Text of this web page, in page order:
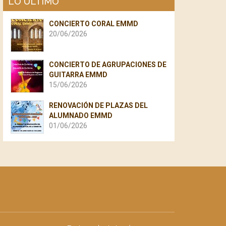
CONCIERTO CORAL EMMD
20/06/2026
CONCIERTO DE AGRUPACIONES DE
GUITARRA EMMD
15/06/2026
RENOVACIÓN DE PLAZAS DEL
ALUMNADO EMMD
01/06/2026